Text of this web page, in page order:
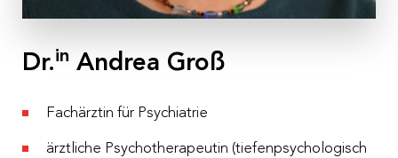
Dr.in Andrea Groß
Fachärztin für Psychiatrie
ärztliche Psychotherapeutin (tiefenpsychologisch